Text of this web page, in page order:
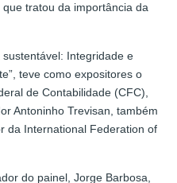
tratou da importância da
Integridade e
teve como expositores o
de Contabilidade (CFC),
Antoninho Trevisan, também
da International Federation of
do painel, Jorge Barbosa,